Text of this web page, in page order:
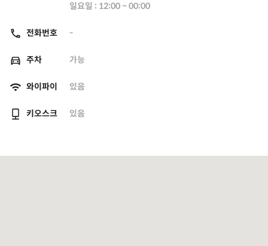
일요일 : 12:00 ~ 00:00
전화번호 -
주차 가능
와이파이 있음
키오스크 있음